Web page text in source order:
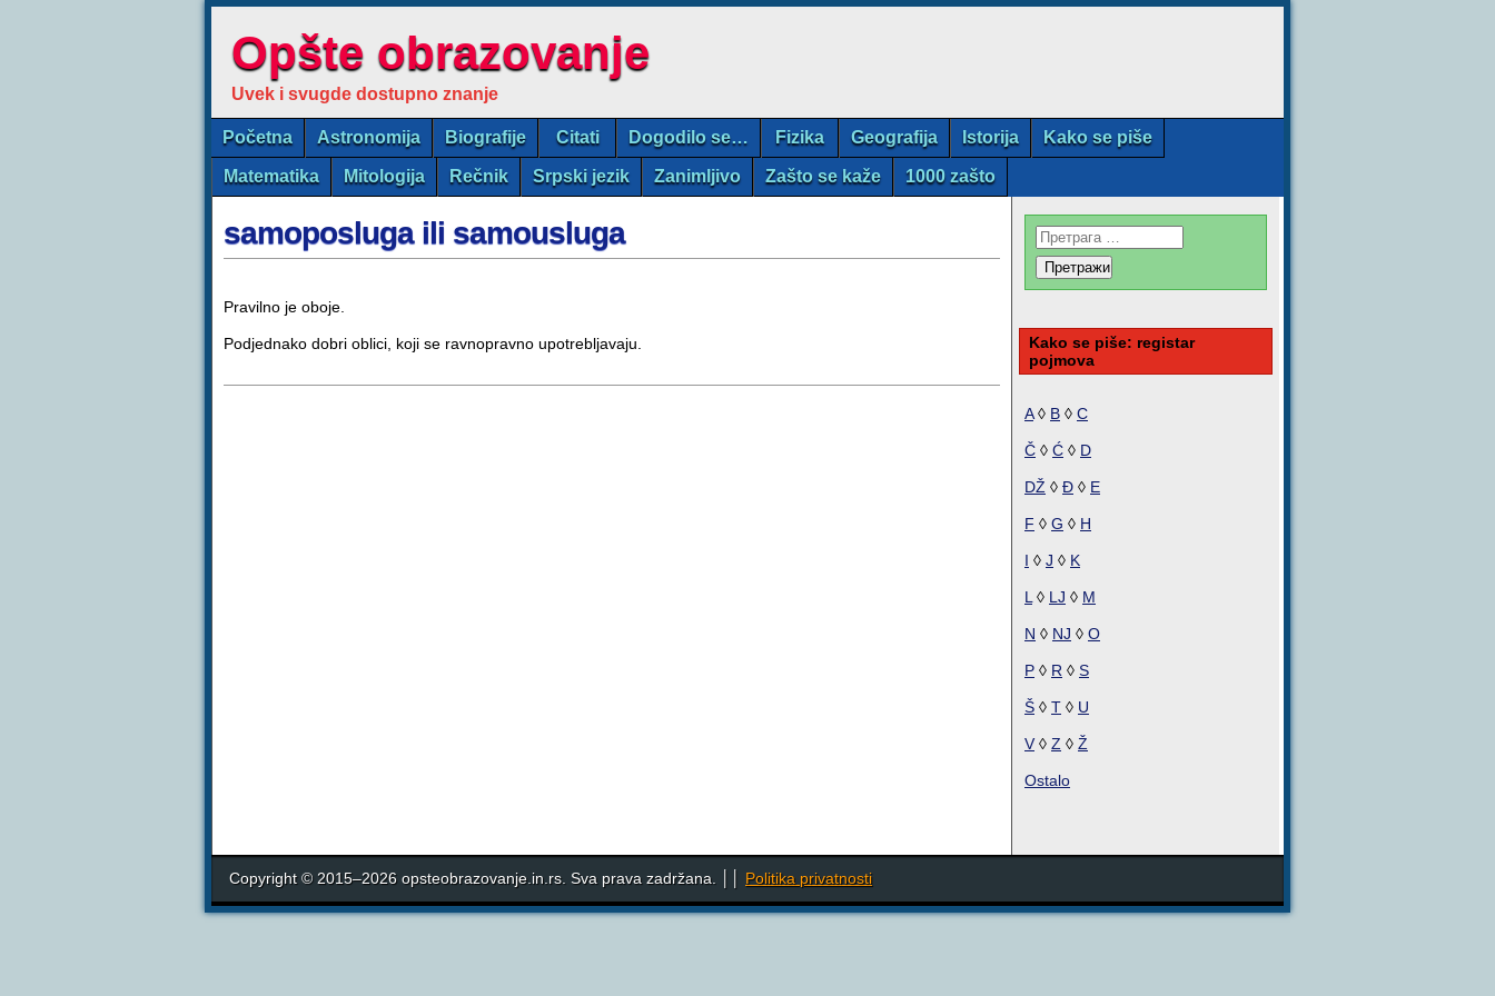
Opšte obrazovanje
Uvek i svugde dostupno znanje
Početna Astronomija Biografije Citati Dogodilo se… Fizika Geografija Istorija Kako se piše
Matematika Mitologija Rečnik Srpski jezik Zanimljivo Zašto se kaže 1000 zašto
samoposluga ili samousluga
Pravilno je oboje.
Podjednako dobri oblici, koji se ravnopravno upotrebljavaju.
Kako se piše: registar
pojmova
A◊ B ◊ C
Č ◊ Ć ◊ D
DŽ ◊ Đ ◊ E
F ◊ G ◊ H
I ◊ J ◊ K
L ◊ LJ ◊ M
N ◊ NJ ◊ O
P ◊ R ◊ S
Š ◊ T ◊ U
V ◊ Z ◊ Ž
Ostalo
Copyright © 2015–2026 opsteobrazovanje.in.rs. Sva prava zadržana. ││ Politika privatnosti